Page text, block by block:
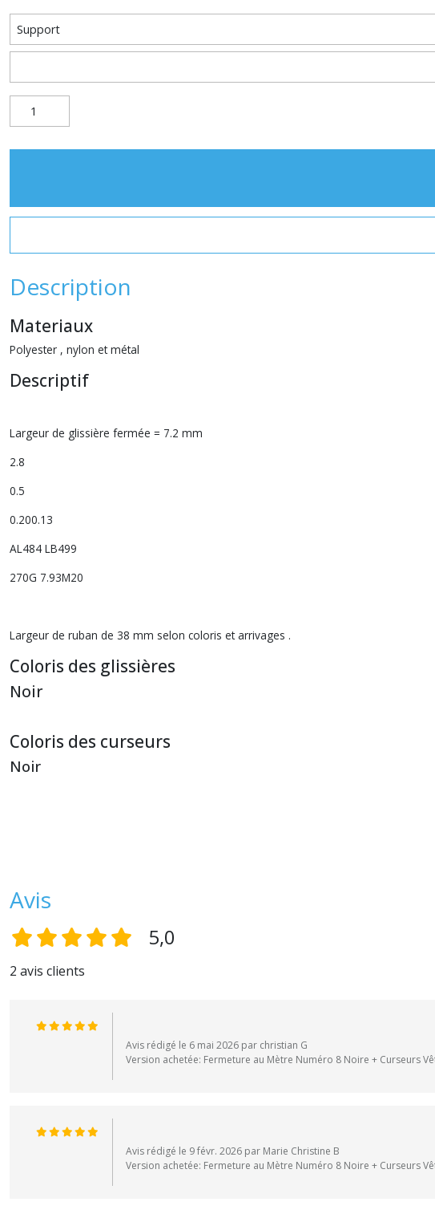
Description
Materiaux
Polyester , nylon et métal
Descriptif
Largeur de glissière fermée = 7.2 mm
2.8
0.5
0.200.13
AL484 LB499
270G 7.93M20
Largeur de ruban de 38 mm selon coloris et arrivages .
Coloris des glissières
Noir
Coloris des curseurs
Noir
Avis
5,0
2 avis clients
Avis rédigé le 6 mai 2026 par christian G
Version achetée: Fermeture au Mètre Numéro 8 Noire + Curseurs
Avis rédigé le 9 févr. 2026 par Marie Christine B
Version achetée: Fermeture au Mètre Numéro 8 Noire + Curseurs